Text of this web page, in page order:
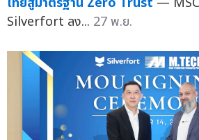
Silverfort ลง... 27 พ.ย.